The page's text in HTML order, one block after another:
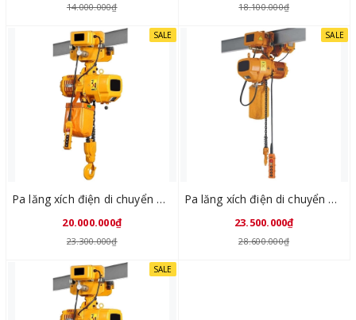
14.000.000₫ 18.100.000₫
SALE
Pa lăng xích điện di chuyển KYOTO 2 tấn x 6 mét HHTV 02-02D
20.000.000₫
23.300.000₫
SALE
Pa lăng xích điện di chuyển KYOTO 3 tấn x 6 mét HHTV 03-01D
23.500.000₫
28.600.000₫
SALE